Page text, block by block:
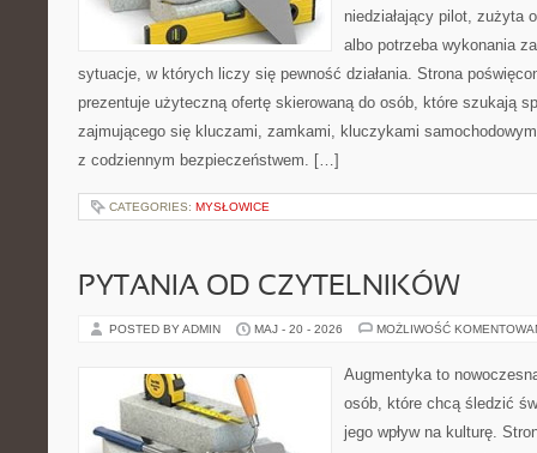
niedziałający pilot, zużyta
albo potrzeba wykonania
sytuacje, w których liczy się pewność działania. Strona
prezentuje użyteczną ofertę skierowaną do osób, które szukają
zajmującego się kluczami, zamkami, kluczykami
z codziennym bezpieczeństwem. […]
CATEGORIES: MYSŁOWICE
PYTANIA OD CZYTELNIKÓW
POSTED BY ADMIN MAJ - 20 - 2026 MOŻLIWOŚĆ
Augmentyka to
osób, które chcą śledzić
jego wpływ na kulturę.